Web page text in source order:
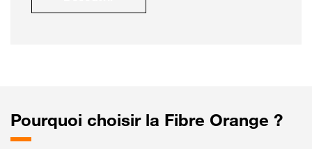
Pourquoi choisir la Fibre Orange ?